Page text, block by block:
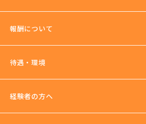
報酬について
報酬の仕組み
待遇・環境
待遇について
経験者の方へ